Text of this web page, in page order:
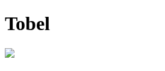
Tobel